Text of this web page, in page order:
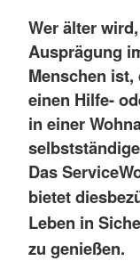
Wer älter
Ausprägung
Menschen
einen Hilfe-
in einer
Das
bietet
Leben in
zu genießen.